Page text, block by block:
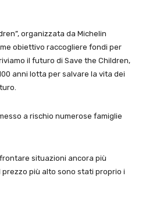
organizzata da Michelin
obiettivo raccogliere fondi per
il futuro di Save the Children,
anni lotta per salvare la vita dei
a rischio numerose famiglie
situazioni ancora più
più alto sono stati proprio i